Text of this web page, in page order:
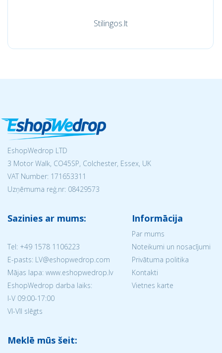
Stilingos.lt
EshopWedrop LTD
3 Motor Walk, CO45SP, Colchester, Essex, UK
VAT Number: 171653311
Uzņēmuma reģ.nr: 08429573
Sazinies ar mums:
Tel: +49 1578 1106223
E-pasts: LV@eshopwedrop.com
Mājas lapa: www.eshopwedrop.lv
EshopWedrop darba laiks:
I-V 09:00-17:00
VI-VII slēgts
Informācija
Par mums
Noteikumi un nosacījumi
Privātuma politika
Kontakti
Vietnes karte
Meklē mūs šeit: